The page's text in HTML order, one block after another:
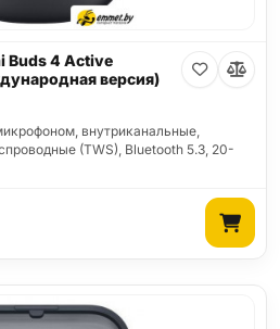
Buds 4 Active
версия)
внутриканальные,
(TWS), Bluetooth 5.3, 20-